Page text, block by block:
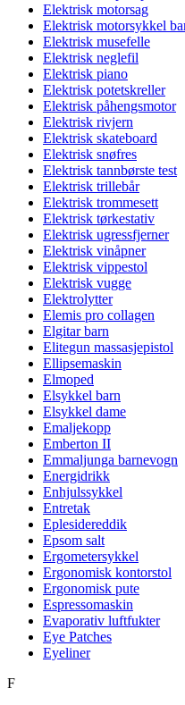
Elektrisk motorsag
Elektrisk motorsykkel
Elektrisk musefelle
Elektrisk neglefil
Elektrisk piano
Elektrisk potetskreller
Elektrisk påhengsmotor
Elektrisk rivjern
Elektrisk skateboard
Elektrisk snøfres
Elektrisk tannbørste test
Elektrisk trillebår
Elektrisk trommesett
Elektrisk tørkestativ
Elektrisk ugressfjerner
Elektrisk vinåpner
Elektrisk vippestol
Elektrisk vugge
Elektrolytter
Elemis pro collagen
Elgitar barn
Elitegun massasjepistol
Ellipsemaskin
Elmoped
Elsykkel barn
Elsykkel dame
Emaljekopp
Emberton II
Emmaljunga barnevogn
Energidrikk
Enhjulssykkel
Entretak
Eplesidereddik
Epsom salt
Ergometersykkel
Ergonomisk kontorstol
Ergonomisk pute
Espressomaskin
Evaporativ luftfukter
Eye Patches
Eyeliner
F